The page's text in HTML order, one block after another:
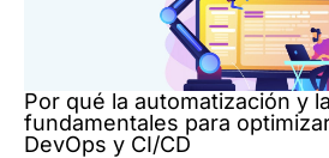
Por qué la automatización y
fundamentales para
DevOps y CI/CD